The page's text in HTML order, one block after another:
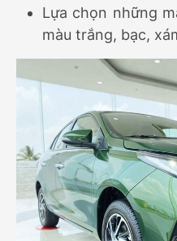
Lựa chọn những
màu trắng, bạc,